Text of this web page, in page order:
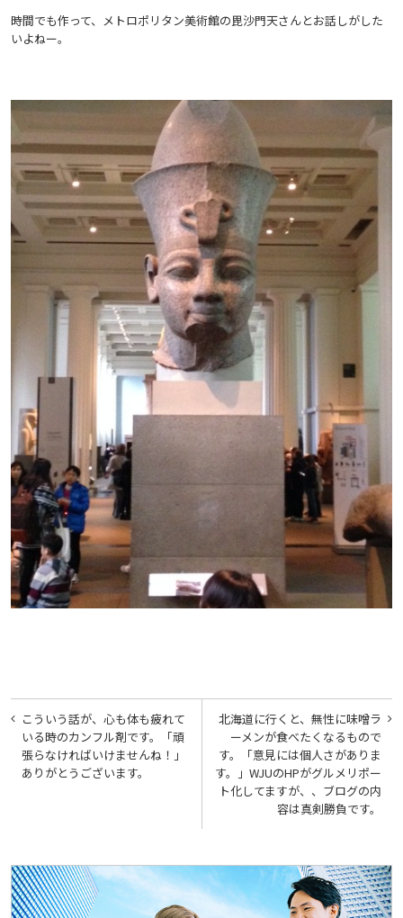
時間でも作って、メトロポリタン美術館の毘沙門天さんとお話しがした
いよねー。
投
稿
ナ
シ
ョ
北海道に行くと、無性に味噌ラ
ーメンが食べたくなるもので
す。「意見には個人さがありま
す。」WJUのHPがグルメリポー
ト化してますが、、ブログの内
容は真剣勝負です。
こういう話が、心も体も疲れて
いる時のカンフル剤です。「頑
張らなければいけませんね！」
ありがとうございます。